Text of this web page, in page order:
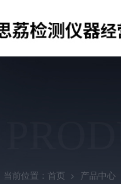
当前位置： 首页 产品中心